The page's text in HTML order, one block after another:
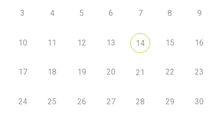
3 4 5 6 7 8 9
10 11 12 13 14 15 16
17 18 19 20 21 22 23
24 25 26 27 28 29 30